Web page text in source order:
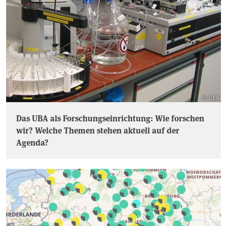
© UBA
Das UBA als Forschungseinrichtung: Wie forschen
wir? Welche Themen stehen aktuell auf der
Agenda?